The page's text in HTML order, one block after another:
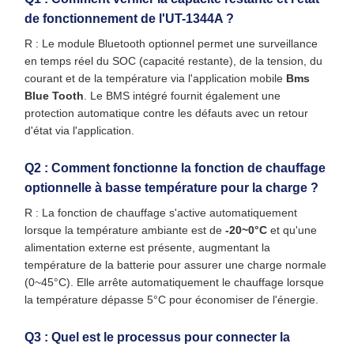
de fonctionnement de l'UT-1344A ?
R : Le module Bluetooth optionnel permet une surveillance
en temps réel du SOC (capacité restante), de la tension, du
courant et de la température via l'application mobile Bms
Blue Tooth . Le BMS intégré fournit également une
protection automatique contre les défauts avec un retour
d'état via l'application.
Q2 : Comment fonctionne la fonction de chauffage
optionnelle à basse température pour la charge ?
R : La fonction de chauffage s'active automatiquement
lorsque la température ambiante est de -20~0°C et qu'une
alimentation externe est présente, augmentant la
température de la batterie pour assurer une charge normale
(0~45°C). Elle arrête automatiquement le chauffage lorsque
la température dépasse 5°C pour économiser de l'énergie.
Q3 : Quel est le processus pour connecter la